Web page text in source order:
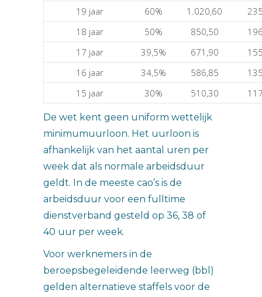
19 jaar
60% 1.020,60
18 jaar
50% 850,50
17 jaar
39,5% 671,90
16 jaar
34,5% 586,85
15 jaar
30% 510,30
De wet kent geen uniform wettelijk
minimumuurloon. Het uurloon is
afhankelijk van het aantal uren per
week dat als normale arbeidsduur
geldt. In de meeste cao’s is de
arbeidsduur voor een fulltime
dienstverband gesteld op 36, 38 of
40 uur per week.
Voor werknemers in de
beroepsbegeleidende leerweg (bbl)
gelden alternatieve staffels voor de